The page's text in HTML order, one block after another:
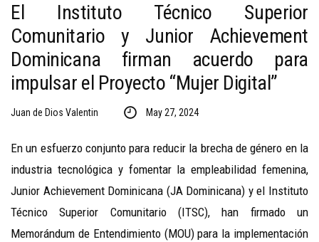
El Instituto Técnico Superior
Comunitario y Junior Achievement
Dominicana firman acuerdo para
impulsar el Proyecto “Mujer Digital”
Juan de Dios Valentin May 27, 2024
En un esfuerzo conjunto para reducir la brecha de género en la
industria tecnológica y fomentar la empleabilidad femenina,
Junior Achievement Dominicana (JA Dominicana) y el Instituto
Técnico Superior Comunitario (ITSC), han firmado un
Memorándum de Entendimiento (MOU) para la implementación